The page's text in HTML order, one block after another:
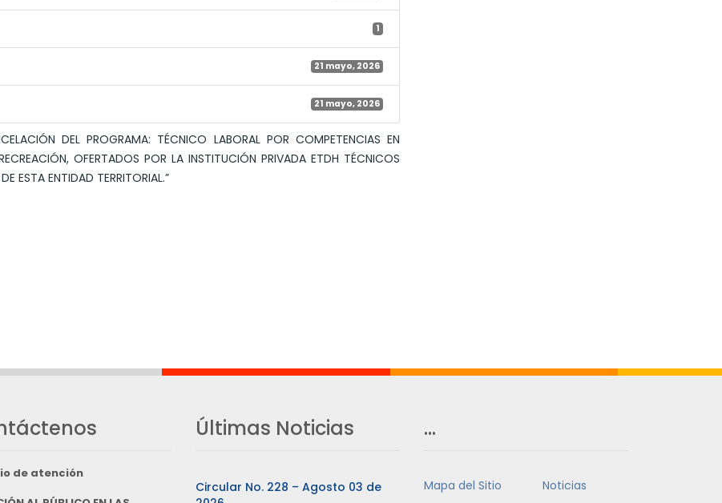
1
21 mayo, 2026
21 mayo, 2026
DEL PROGRAMA: TÉCNICO LABORAL POR COMPETENCIAS EN
OFERTADOS POR LA INSTITUCIÓN PRIVADA ETDH TÉCNICOS
ESTA ENTIDAD TERRITORIAL.”
de atención
Últimas Noticias
Circular No. 228 – Agosto 03 de
…
Mapa del Sitio Noticias